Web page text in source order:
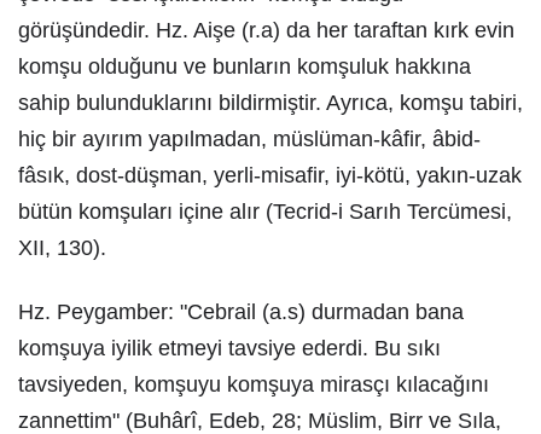
görüşündedir. Hz. Aişe (r.a) da her taraftan kırk evin
komşu olduğunu ve bunların komşuluk hakkına
sahip bulunduklarını bildirmiştir. Ayrıca, komşu tabiri,
hiç bir ayırım yapılmadan, müslüman-kâfir, âbid-
fâsık, dost-düşman, yerli-misafir, iyi-kötü, yakın-uzak
bütün komşuları içine alır (Tecrid-i Sarıh Tercümesi,
XII, 130).
Hz. Peygamber: "Cebrail (a.s) durmadan bana
komşuya iyilik etmeyi tavsiye ederdi. Bu sıkı
tavsiyeden, komşuyu komşuya mirasçı kılacağını
zannettim" (Buhârî, Edeb, 28; Müslim, Birr ve Sıla,